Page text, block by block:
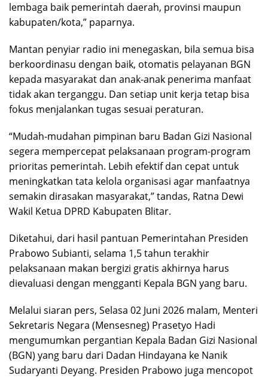
lembaga baik pemerintah daerah, provinsi maupun
kabupaten/kota,” paparnya.
Mantan penyiar radio ini menegaskan, bila semua bisa
berkoordinasu dengan baik, otomatis pelayanan BGN
kepada masyarakat dan anak-anak penerima manfaat
tidak akan terganggu. Dan setiap unit kerja tetap bisa
fokus menjalankan tugas sesuai peraturan.
“Mudah-mudahan pimpinan baru Badan Gizi Nasional
segera mempercepat pelaksanaan program-program
prioritas pemerintah. Lebih efektif dan cepat untuk
meningkatkan tata kelola organisasi agar manfaatnya
semakin dirasakan masyarakat,” tandas, Ratna Dewi
Wakil Ketua DPRD Kabupaten Blitar.
Diketahui, dari hasil pantuan Pemerintahan Presiden
Prabowo Subianti, selama 1,5 tahun terakhir
pelaksanaan makan bergizi gratis akhirnya harus
dievaluasi dengan mengganti Kepala BGN yang baru.
Melalui siaran pers, Selasa 02 Juni 2026 malam, Menteri
Sekretaris Negara (Mensesneg) Prasetyo Hadi
mengumumkan pergantian Kepala Badan Gizi Nasional
(BGN) yang baru dari Dadan Hindayana ke Nanik
Sudaryanti Deyang. Presiden Prabowo juga mencopot